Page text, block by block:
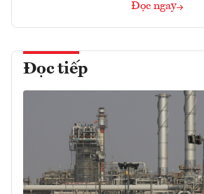
Đọc ngay
Đọc tiếp